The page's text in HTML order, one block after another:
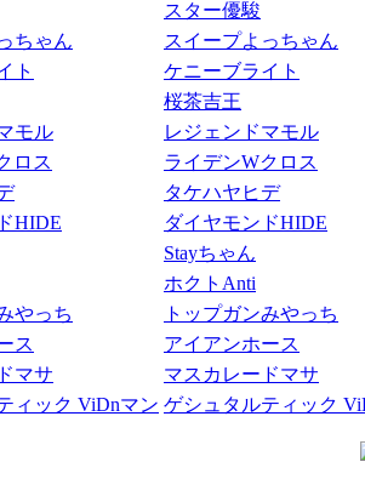
スター優駿
スイープよっちゃん
ケニーブライト
桜茶吉王
レジェンドマモル
ライデンWクロス
タケハヤヒデ
ダイヤモンドHIDE
Stayちゃん
ホクトAnti
トップガンみやっち
アイアンホース
マスカレードマサ
ゲシュタルティック